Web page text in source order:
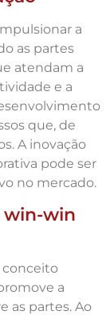
a
as partes
atendam a
e a
que, de
A inovação
pode ser
no mercado.
win-win
conceito
a
as partes. Ao